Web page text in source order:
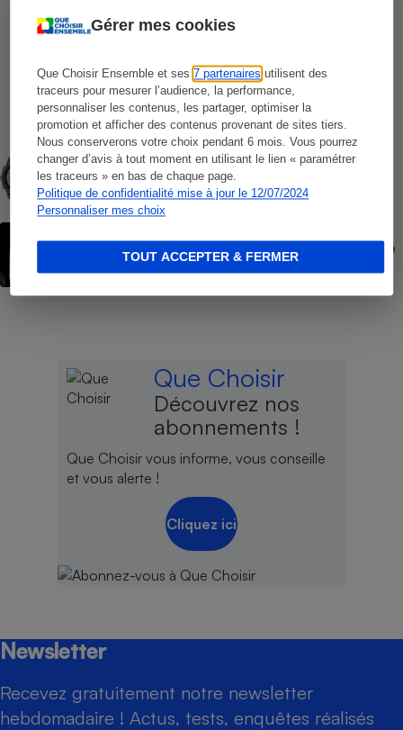
Gérer mes cookies
Que Choisir Ensemble et ses7 partenaires utilisent des
traceurs pour mesurer l’audience, la performance,
personnaliser les contenus, les partager, optimiser la
promotion et afficher des contenus provenant de sites tiers.
Nous conserverons votre choix pendant 6 mois. Vous pourrez
changer d’avis à tout moment en utilisant le lien « paramétrer
les traceurs » en bas de chaque page.
Politique de confidentialité mise à jour le 12/07/2024
Personnaliser mes choix
TOUT ACCEPTER & FERMER
COMMENT NOUS TESTONS
Opérateurs de téléphonie mobile - Le
protocole
COMMENT NOUS TESTONS
Montres connectées - Le protocole
Forfaits « à vie » Red by SFR - L’UFC-Que
Choisir fait lourdement condamner SFR
Que Choisir
Découvrez nos
abonnements !
Que Choisir vous informe, vous conseille
et vous alerte !
Cliquez ici
Newsletter
Recevez gratuitement notre newsletter
hebdomadaire ! Actus, tests, enquêtes réalisés